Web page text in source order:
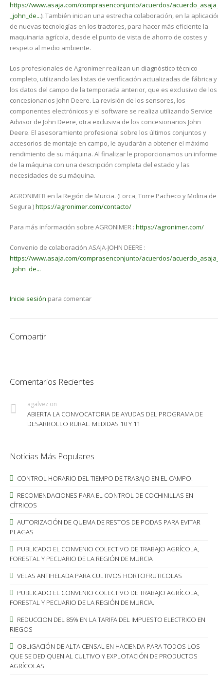
https://www.asaja.com/comprasenconjunto/acuerdos/
_john_de...). También inician una estrecha colaboración, en la
de nuevas tecnologías en los tractores, para hacer más eficiente la
maquinaria agrícola, desde el punto de vista de ahorro de costes y
respeto al medio ambiente.
Los profesionales de Agronimer realizan un diagnóstico técnico
completo, utilizando las listas de verificación actualizadas de fábrica y
los datos del campo de la temporada anterior, que es exclusivo de los
concesionarios John Deere. La revisión de los sensores, los
componentes electrónicos y el software se realiza utilizando Service
Advisor de John Deere, otra exclusiva de los concesionarios John
Deere. El asesoramiento profesional sobre los últimos conjuntos y
accesorios de montaje en campo, le ayudarán a obtener el máximo
rendimiento de su máquina. Al finalizar le proporcionamos un informe
de la máquina con una descripción completa del estado y las
necesidades de su máquina.
AGRONIMER en la Región de Murcia. (Lorca, Torre Pacheco y Molina de
Segura )https://agronimer.com/contacto/
Para más información sobre AGRONIMER : https://agronimer.com/
Convenio de colaboración ASAJA-JOHN DEERE :
https://www.asaja.com/comprasenconjunto/acuerdos/
_john_de...
Inicie sesión para comentar
Compartir
Comentarios Recientes
agalvez on
ABIERTA LA CONVOCATORIA DE AYUDAS DEL PROGRAMA DE
DESARROLLO RURAL. MEDIDAS 10 Y 11
Noticias Más Populares
CONTROL HORARIO DEL TIEMPO DE TRABAJO EN EL CAMPO.
RECOMENDACIONES PARA EL CONTROL DE COCHINILLAS EN
CÍTRICOS
AUTORIZACIÓN DE QUEMA DE RESTOS DE PODAS PARA EVITAR
PLAGAS
PUBLICADO EL CONVENIO COLECTIVO DE TRABAJO AGRÍCOLA,
FORESTAL Y PECUARIO DE LA REGIÓN DE MURCIA
VELAS ANTIHELADA PARA CULTIVOS HORTOFRUTICOLAS
PUBLICADO EL CONVENIO COLECTIVO DE TRABAJO AGRÍCOLA,
FORESTAL Y PECUARIO DE LA REGIÓN DE MURCIA.
REDUCCION DEL 85% EN LA TARIFA DEL IMPUESTO ELECTRICO EN
RIEGOS
OBLIGACIÓN DE ALTA CENSAL EN HACIENDA PARA TODOS LOS
QUE SE DEDIQUEN AL CULTIVO Y EXPLOTACIÓN DE PRODUCTOS
AGRÍCOLAS